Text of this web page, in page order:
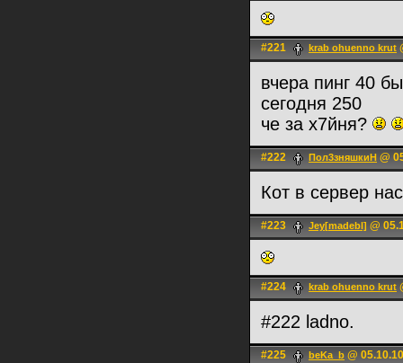
#221 krab ohuenno krut
вчера пинг 40
сегодня 250
че за х7йня?
#222 Пoл3зняшкиH @
Кот в сервер
#223 Jey[madebl] @
#224 krab ohuenno krut
#222 ladno.
#225 beKa_b @